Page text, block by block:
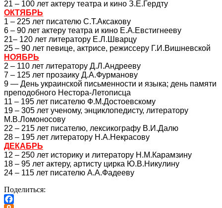
21 – 100 лет актеру театра и кино З.Е.Гердту
ОКТЯБРЬ
1 – 225 лет писателю С.Т.Аксакову
6 – 90 лет актеру театра и кино Е.А.Евстигнееву
21– 120 лет литератору Е.Л.Шварцу
25 – 90 лет певице, актрисе, режиссеру Г.И.Вишневской
НОЯБРЬ
2 – 110 лет литератору Д.Л.Андрееву
7 – 125 лет прозаику Д.А.Фурманову
9 — День украинской письменности и языка; день памяти
преподобного Нестора-Летописца
11 – 195 лет писателю Ф.М.Достоевскому
19 – 305 лет ученому, энциклопедисту, литератору
М.В.Ломоносову
22 – 215 лет писателю, лексикографу В.И.Далю
28 – 195 лет литератору Н.А.Некрасову
ДЕКАБРЬ
12 – 250 лет историку и литератору Н.М.Карамзину
18 – 95 лет актеру, артисту цирка Ю.В.Никулину
24 – 115 лет писателю А.А.Фадееву
Поделиться: